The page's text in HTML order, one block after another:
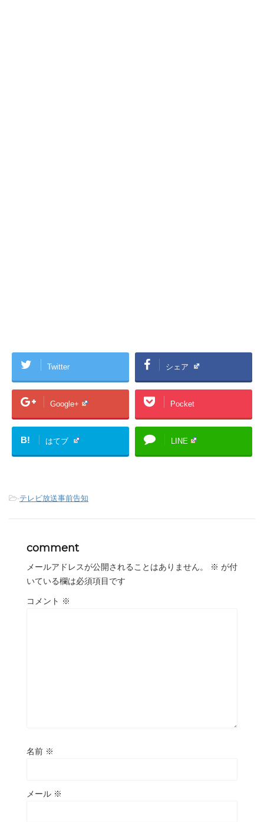
Twitter シェア
Google+ Pocket
B! はてブ LINE
-テレビ放送事前告知
comment
メールアドレスが公開されることはありません。 ※ が付
いている欄は必須項目です
コメント ※
名前 ※
メール ※